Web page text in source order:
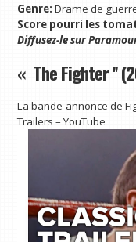
Genre:Drame de
Score pourri les
Diffusez-le sur
« The Fighter ''
La bande-annonce de
Trailers – YouTube